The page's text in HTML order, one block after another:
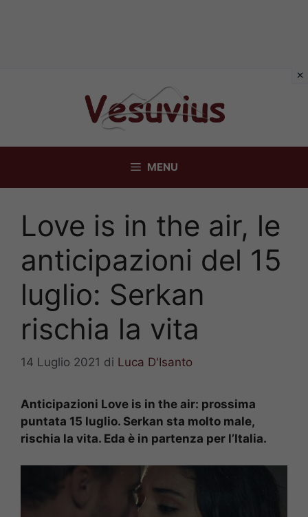
MENU
Love is in the air, le
anticipazioni del 15
luglio: Serkan
rischia la vita
14 Luglio 2021 di Luca D'Isanto
Anticipazioni Love is in the air: prossima
puntata 15 luglio. Serkan sta molto male,
rischia la vita. Eda è in partenza per l’Italia.